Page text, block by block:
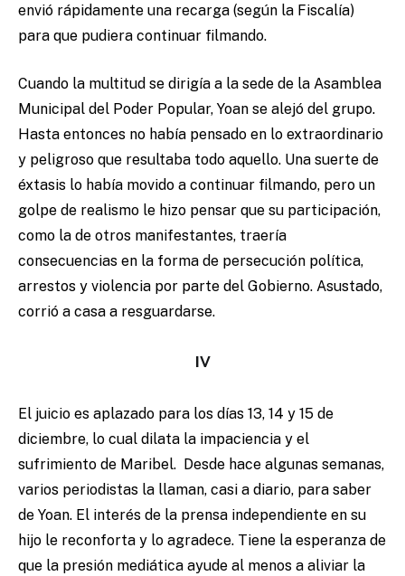
envió rápidamente una recarga (según la Fiscalía)
para que pudiera continuar filmando.
Cuando la multitud se dirigía a la sede de la Asamblea
Municipal del Poder Popular, Yoan se alejó del grupo.
Hasta entonces no había pensado en lo extraordinario
y peligroso que resultaba todo aquello. Una suerte de
éxtasis lo había movido a continuar filmando, pero un
golpe de realismo le hizo pensar que su participación,
como la de otros manifestantes, traería
consecuencias en la forma de persecución política,
arrestos y violencia por parte del Gobierno. Asustado,
corrió a casa a resguardarse.
IV
El juicio es aplazado para los días 13, 14 y 15 de
diciembre, lo cual dilata la impaciencia y el
sufrimiento de Maribel. Desde hace algunas semanas,
varios periodistas la llaman, casi a diario, para saber
de Yoan. El interés de la prensa independiente en su
hijo le reconforta y lo agradece. Tiene la esperanza de
que la presión mediática ayude al menos a aliviar la